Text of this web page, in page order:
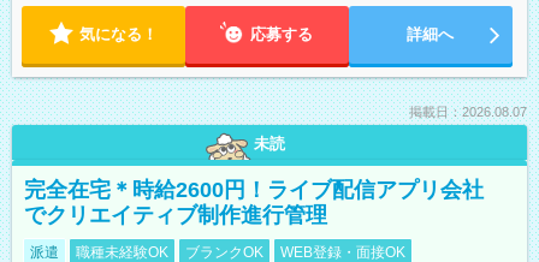
気になる！ 応募する 詳細へ
掲載日：2026.08.07
未読
完全在宅＊時給2600円！ライブ配信アプリ会社
でクリエイティブ制作進行管理
派遣 職種未経験OK ブランクOK WEB登録・面接OK